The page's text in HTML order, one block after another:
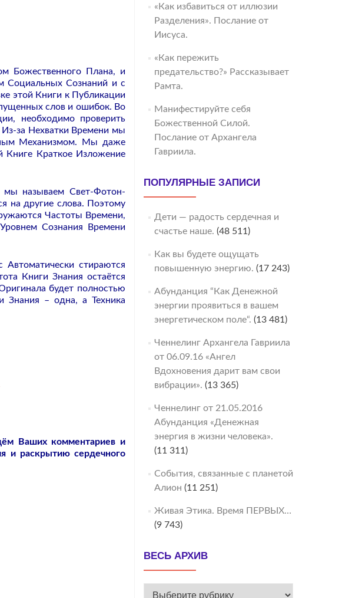
Божественного Плана, и
Социальных Сознаний и с
этой Книги к Публикации
слов и ошибок. Во
необходимо проверить
за Нехватки Времени мы
Механизмом. Мы даже
Книге Краткое Изложение
мы называем Свет-Фотон-
на другие слова. Поэтому
Частоты Времени,
Сознания Времени
стираются
Книги Знания остаётся
будет полностью
Знания – одна, а Техника
Ваших комментариев и
и раскрытию сердечного
«Как избавиться от иллюзии
Разделения». Послание от
Иисуса.
«Как пережить
предательство?» Рассказывает
Рамта.
Манифестируйте себя
Божественной Силой.
Послание от Архангела
Гавриила.
ПОПУЛЯРНЫЕ ЗАПИСИ
Дети — радость сердечная и
счастье наше. (48 511)
Как вы будете ощущать
повышенную энергию. (17 243)
Абунданция “Как Денежной
энергии проявиться в вашем
энергетическом поле“. (13 481)
Ченнелинг Архангела Гавриила
от 06.09.16 «Ангел
Вдохновения дарит вам свои
вибрации». (13 365)
Ченнелинг от 21.05.2016
Абунданция «Денежная
энергия в жизни человека».
(11 311)
События, связанные с планетой
Алион (11 251)
Живая Этика. Время ПЕРВЫХ…
(9 743)
ВЕСЬ АРХИВ
ВЕСЬ